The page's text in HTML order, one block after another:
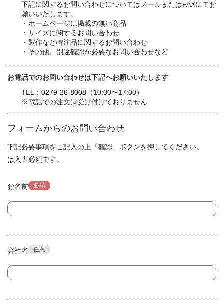
下記に関するお問い合わせについてはメールまたはFAXにてお
願いいたします。
・ホームページに掲載の無い商品
・サイズに関するお問い合わせ
・製作など特注品に関するお問い合わせ
・その他、別途確認が必要なお問い合わせなど
お電話でのお問い合わせは下記へお願いいたします
TEL： 0279-26-8008 （10:00〜17:00）
※電話での注文は受け付けておりません
フォームからのお問い合わせ
下記必要事項をご記入の上「確認」ボタンを押してください。
は入力必須です。
お名前 必須
会社名 任意